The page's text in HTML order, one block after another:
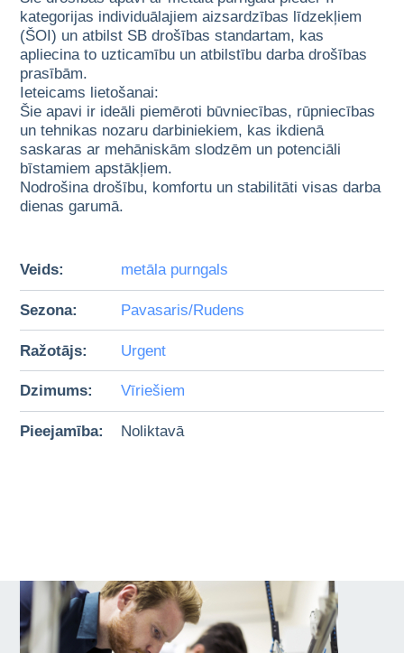
kategorijas individuālajiem aizsardzības līdzekļiem
(ŠOI) un atbilst SB drošības standartam, kas
apliecina to uzticamību un atbilstību darba drošības
prasībām.
Ieteicams lietošanai:
Šie apavi ir ideāli piemēroti būvniecības, rūpniecības
un tehnikas nozaru darbiniekiem, kas ikdienā
saskaras ar mehāniskām slodzēm un potenciāli
bīstamiem apstākļiem.
Nodrošina drošību, komfortu un stabilitāti visas darba
dienas garumā.
Veids: metāla purngals
Sezona: Pavasaris/Rudens
Ražotājs: Urgent
Dzimums: Vīriešiem
Pieejamība: Noliktavā